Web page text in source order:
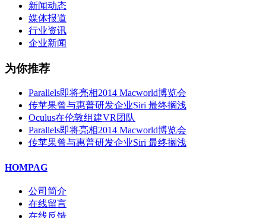
新闻动态
媒体报道
行业资讯
企业新闻
为你推荐
Parallels即将亮相2014 Macworld博览会
传苹果曾与惠普研发企业Siri 最终搁浅
Oculus在伦敦组建VR团队
Parallels即将亮相2014 Macworld博览会
传苹果曾与惠普研发企业Siri 最终搁浅
HOMPAG
公司简介
在线留言
在线反馈